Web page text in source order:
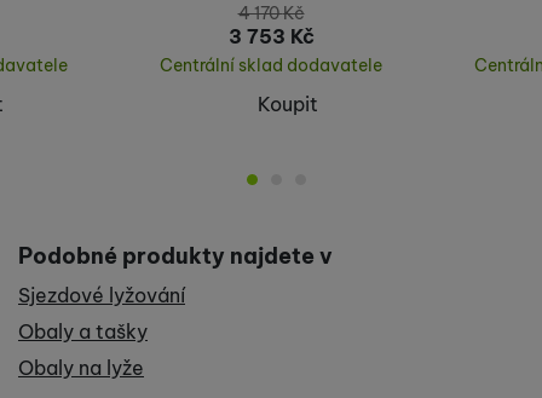
4 170Kč
3 753 Kč
Centrální sklad dodavatele
Koupit
Podobné produkty najdete v
Sjezdové lyžování
Obaly a tašky
Obaly na lyže